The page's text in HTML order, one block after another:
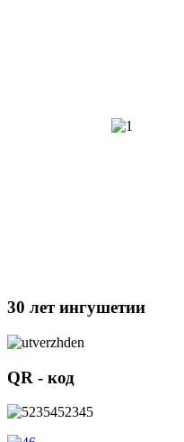
30 лет ингушетии
QR - код